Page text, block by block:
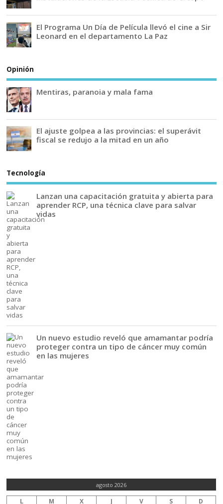
El Programa Un Día de Película llevó el cine a Sir
Leonard en el departamento La Paz
Opinión
Mentiras, paranoia y mala fama
El ajuste golpea a las provincias: el superávit
fiscal se redujo a la mitad en un año
Tecnología
Lanzan una capacitación gratuita y abierta para
aprender RCP, una técnica clave para salvar
vidas
Un nuevo estudio reveló que amamantar podría
proteger contra un tipo de cáncer muy común
en las mujeres
agosto 2026
L M X J V S D